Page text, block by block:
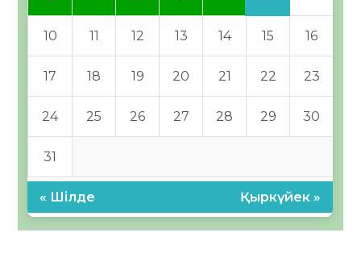
10 11 12 13 14 15 16
17 18 19 20 21 22 23
24 25 26 27 28 29 30
31
« Шілде Қыркүйек »